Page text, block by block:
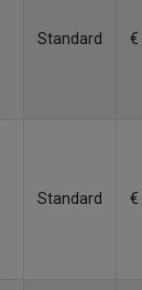
Standard €
Standard €